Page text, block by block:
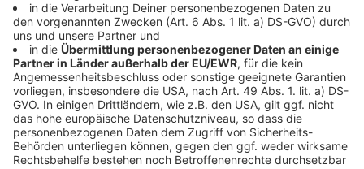
Ein Eisberg im Wolfgangsee?!